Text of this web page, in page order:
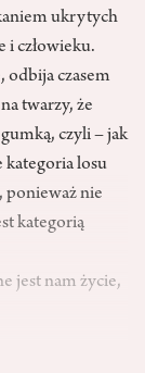
ukrytych
i człowieku.
odbija czasem
twarzy, że
czyli – jak
kategoria losu
ponieważ nie
kategorią
jest nam życie,